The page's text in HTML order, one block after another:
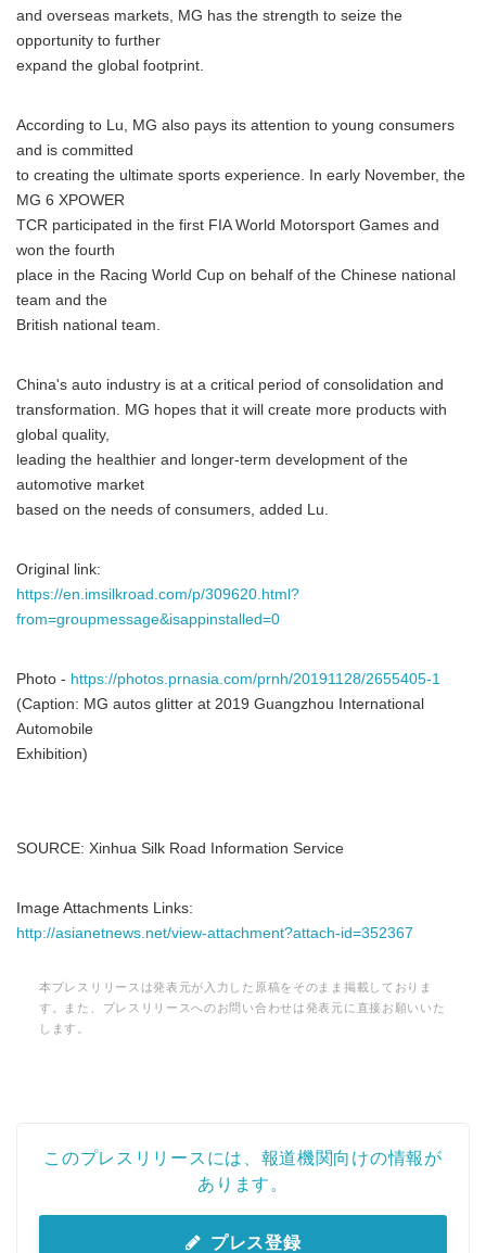
and overseas markets, MG has the strength to seize the
opportunity to further
expand the global footprint.
According to Lu, MG also pays its attention to young consumers
and is committed
to creating the ultimate sports experience. In early November, the
MG 6 XPOWER
TCR participated in the first FIA World Motorsport Games and
won the fourth
place in the Racing World Cup on behalf of the Chinese national
team and the
British national team.
China's auto industry is at a critical period of consolidation and
transformation. MG hopes that it will create more products with
global quality,
leading the healthier and longer-term development of the
automotive market
based on the needs of consumers, added Lu.
Original link:
https://en.imsilkroad.com/p/309620.html?
from=groupmessage&isappinstalled=0
Photo - https://photos.prnasia.com/prnh/20191128/2655405-1
(Caption: MG autos glitter at 2019 Guangzhou International
Automobile
Exhibition)
SOURCE: Xinhua Silk Road Information Service
Image Attachments Links:
http://asianetnews.net/view-attachment?attach-id=352367
本プレスリリースは発表元が入力した原稿をそのまま掲載しておりま
す。また、プレスリリースへのお問い合わせは発表元に直接お願いいた
します。
このプレスリリースには、報道機関向けの情報が
あります。
プレス登録